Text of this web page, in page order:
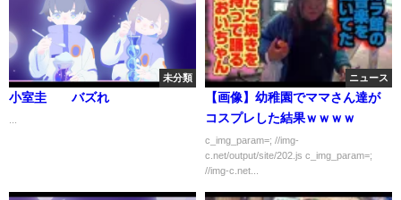
未分類
小室圭 バズれ
ニュース
【画像】幼稚園でママさん達が
コスプレした結果ｗｗｗｗ
c_img_param=; //img-
c.net/output/site/202.js c_img_param=;
//img-c.net...